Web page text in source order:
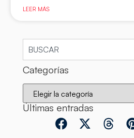
LEER MÁS
Categorías
Últimas entradas